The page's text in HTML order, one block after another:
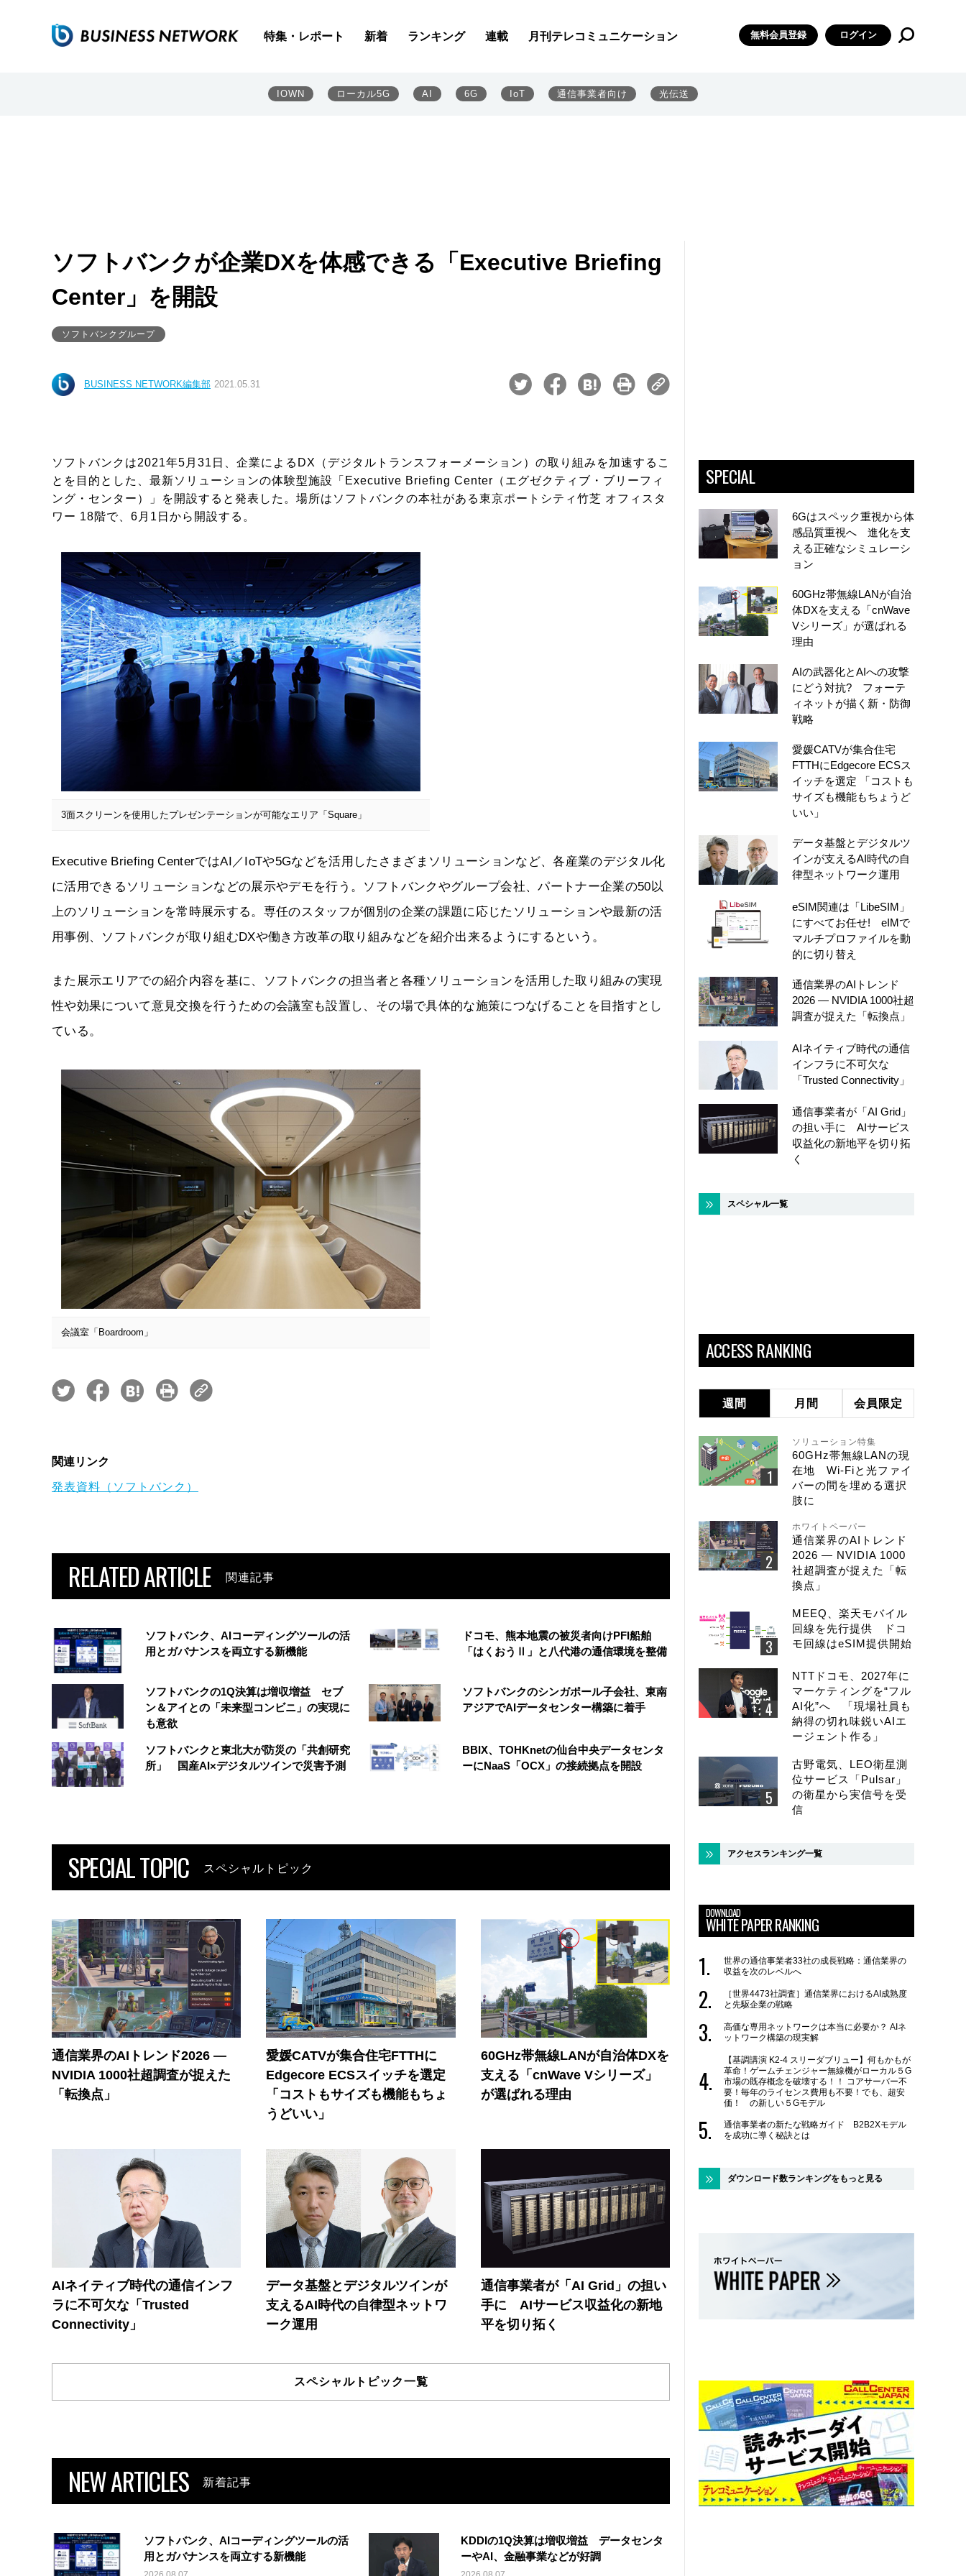
特集・レポート 新着 ランキング 連載 月刊テレコミュニケーション 無料会員登録 ログイン
IOWN ローカル5G AI 6G IoT 通信事業者向け 光伝送
ソフトバンクが企業DXを体感できる「Executive Briefing
Center」を開設
ソフトバンクグループ
BUSINESS NETWORK編集部 2021.05.31
ソフトバンクは2021年5月31日、企業によるDX（デジタルトランスフォーメーション）の取り組みを加速するこ
とを目的とした、最新ソリューションの体験型施設「Executive Briefing Center（エグゼクティブ・ブリーフィ
ング・センター）」を開設すると発表した。場所はソフトバンクの本社がある東京ポートシティ竹芝 オフィスタ
ワー 18階で、6月1日から開設する。
3面スクリーンを使用したプレゼンテーションが可能なエリア「Square」
Executive Briefing CenterではAI／IoTや5Gなどを活用したさまざまソリューションなど、各産業のデジタル化
に活用できるソリューションなどの展示やデモを行う。ソフトバンクやグループ会社、パートナー企業の50以
上のソリューションを常時展示する。専任のスタッフが個別の企業の課題に応じたソリューションや最新の活
用事例、ソフトバンクが取り組むDXや働き方改革の取り組みなどを紹介出来るようにするという。
また展示エリアでの紹介内容を基に、ソフトバンクの担当者と各種ソリューションを活用した取り組みの実現
性や効果について意見交換を行うための会議室も設置し、その場で具体的な施策につなげることを目指すとし
ている。
会議室「Boardroom」
関連リンク
発表資料（ソフトバンク）
RELATED ARTICLE 関連記事
ソフトバンク、AIコーディングツールの活
用とガバナンスを両立する新機能
ドコモ、熊本地震の被災者向けPFI船舶
「はくおうⅡ」と八代港の通信環境を整備
ソフトバンクの1Q決算は増収増益 セブ
ン＆アイとの「未来型コンビニ」の実現に
も意欲
ソフトバンクのシンガポール子会社、東南
アジアでAIデータセンター構築に着手
ソフトバンクと東北大が防災の「共創研究
所」 国産AI×デジタルツインで災害予測
BBIX、TOHKnetの仙台中央データセンタ
ーにNaaS「OCX」の接続拠点を開設
SPECIAL TOPIC スペシャルトピック
通信業界のAIトレンド2026 ―
NVIDIA 1000社超調査が捉えた
「転換点」
愛媛CATVが集合住宅FTTHに
Edgecore ECSスイッチを選定
「コストもサイズも機能もちょ
うどいい」
60GHz帯無線LANが自治体DXを
支える「cnWave Vシリーズ」
が選ばれる理由
AIネイティブ時代の通信インフ
ラに不可欠な「Trusted
Connectivity」
データ基盤とデジタルツインが
支えるAI時代の自律型ネットワ
ーク運用
通信事業者が「AI Grid」の担い
手に AIサービス収益化の新地
平を切り拓く
スペシャルトピック一覧
NEW ARTICLES 新着記事
ソフトバンク、AIコーディングツールの活
用とガバナンスを両立する新機能
KDDIの1Q決算は増収増益 データセンタ
ーやAI、金融事業などが好調
SPECIAL
6Gはスペック重視から体
感品質重視へ 進化を支
える正確なシミュレーシ
ョン
60GHz帯無線LANが自治
体DXを支える「cnWave
Vシリーズ」が選ばれる
理由
AIの武器化とAIへの攻撃
にどう対抗? フォーテ
ィネットが描く新・防御
戦略
愛媛CATVが集合住宅
FTTHにEdgecore ECSス
イッチを選定 「コストも
サイズも機能もちょうど
いい」
データ基盤とデジタルツ
インが支えるAI時代の自
律型ネットワーク運用
eSIM関連は「LibeSIM」
にすべてお任せ! eIMで
マルチプロファイルを動
的に切り替え
通信業界のAIトレンド
2026 ― NVIDIA 1000社超
調査が捉えた「転換点」
AIネイティブ時代の通信
インフラに不可欠な
「Trusted Connectivity」
通信事業者が「AI Grid」
の担い手に AIサービス
収益化の新地平を切り拓
く
スペシャル一覧
ACCESS RANKING
週間 月間 会員限定
ソリューション特集
60GHz帯無線LANの現
在地 Wi-Fiと光ファイ
バーの間を埋める選択
肢に
ホワイトペーパー
通信業界のAIトレンド
2026 ― NVIDIA 1000
社超調査が捉えた「転
換点」
MEEQ、楽天モバイル
回線を先行提供 ドコ
モ回線はeSIM提供開始
NTTドコモ、2027年に
マーケティングを“フル
AI化”へ 「現場社員も
納得の切れ味鋭いAIエ
ージェント作る」
古野電気、LEO衛星測
位サービス「Pulsar」
の衛星から実信号を受
信
アクセスランキング一覧
DOWNLOAD
WHITE PAPER RANKING
世界の通信事業者33社の成長戦略：通信業界の
収益を次のレベルへ
［世界4473社調査］通信業界におけるAI成熟度
と先駆企業の戦略
高価な専用ネットワークは本当に必要か？ AIネ
ットワーク構築の現実解
【基調講演 K2-4 スリーダブリュー】何もかもが
革命！ゲームチェンジャー無線機がローカル５G
市場の既存概念を破壊する！！ コアサーバー不
要！毎年のライセンス費用も不要！でも、超安
価！ の新しい５Gモデル
通信事業者の新たな戦略ガイド B2B2Xモデル
を成功に導く秘訣とは
ダウンロード数ランキングをもっと見る